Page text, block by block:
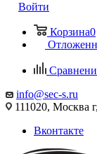
Войти
Корзина0
info@sec-s.ru
111020, Москва
Вконтакте